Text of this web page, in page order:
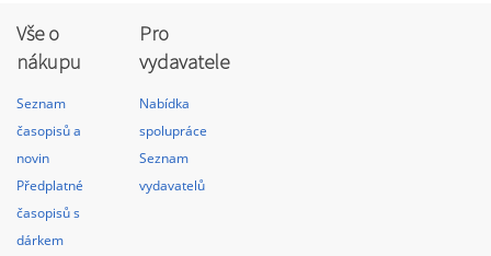
Vše o
nákupu
Seznam
časopisů a
novin
Předplatné
časopisů s
dárkem
Pro
vydavatele
Nabídka
spolupráce
Seznam
vydavatelů